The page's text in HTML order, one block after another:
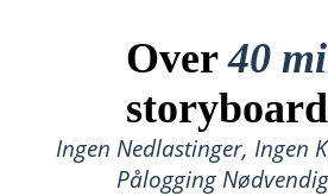
Over40
Ingen Nedlastinger, Ingen
Pålogging